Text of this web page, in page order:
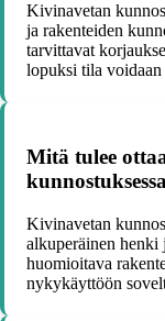
Kivinavetan
ja rakenteiden
tarvittavat
lopuksi tila voidaan
Mitä tulee
Kivinavetan
alkuperäinen henki
huomioitava
nykykäyttöön